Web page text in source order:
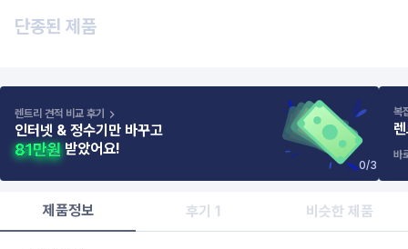
단종된 제품
렌트리 견적 비교 후기
인터넷 & 정수기만 바꾸고
받았어요!
복
바
0/3
제품정보 후기 1 비슷한 제품